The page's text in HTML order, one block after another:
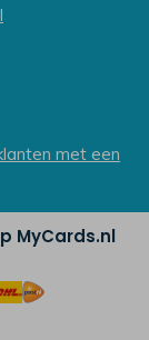
met een
MyCards.nl